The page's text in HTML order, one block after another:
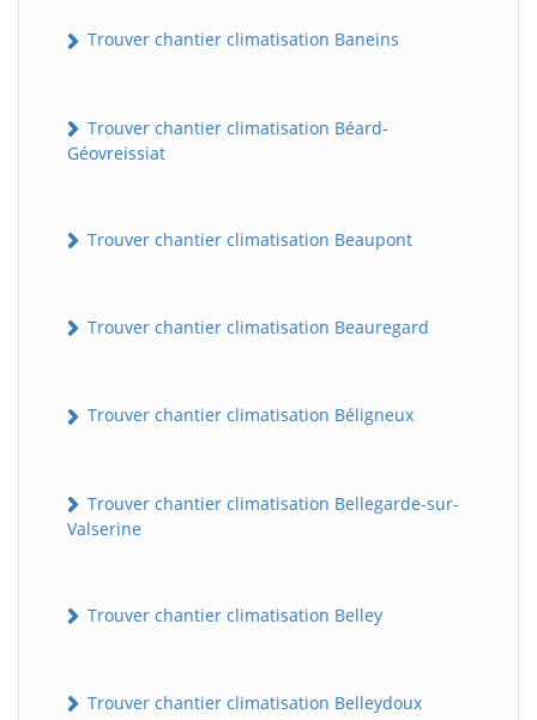
Trouver chantier climatisation Baneins
Trouver chantier climatisation Béard-
Géovreissiat
Trouver chantier climatisation Beaupont
Trouver chantier climatisation Beauregard
Trouver chantier climatisation Béligneux
Trouver chantier climatisation Bellegarde-sur-
Valserine
Trouver chantier climatisation Belley
Trouver chantier climatisation Belleydoux